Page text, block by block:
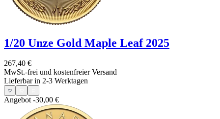
1/20 Unze Gold Maple Leaf 2025
267,40 €
MwSt.-frei und kostenfreier Versand
Lieferbar in 2-3 Werktagen
Angebot-30,00 €